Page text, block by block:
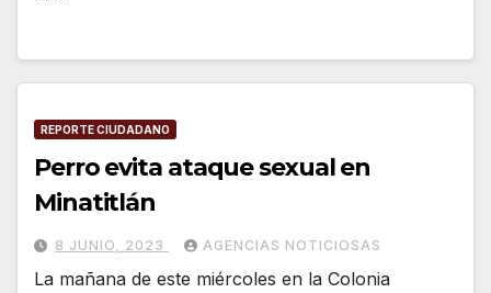
REPORTE CIUDADANO
Perro evita ataque sexual en
Minatitlán
8 JUNIO, 2023 AGENCIAS NOTICIOSAS
La mañana de este miércoles en la Colonia